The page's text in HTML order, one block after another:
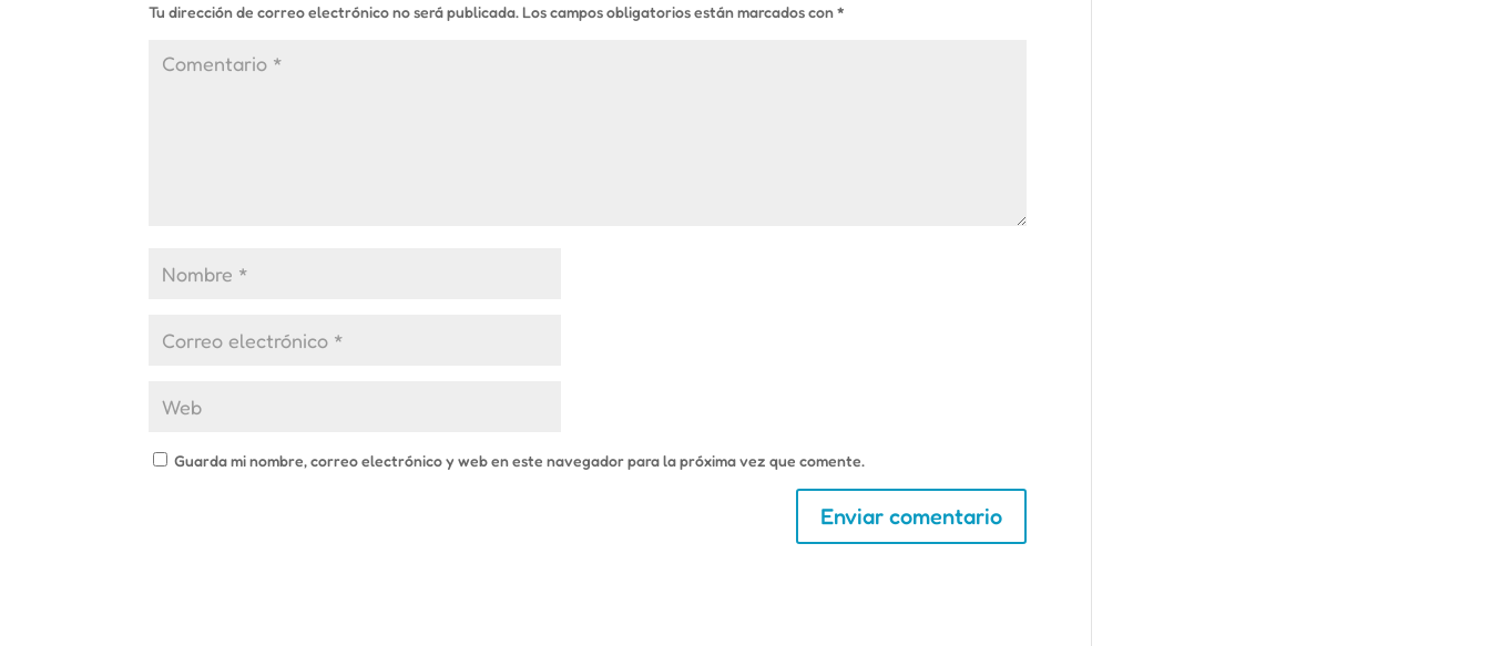
Tu dirección de correo electrónico no será publicada. Los campos obligatorios están marcados con*
Guarda mi nombre, correo electrónico y web en este navegador para la próxima vez que comente.